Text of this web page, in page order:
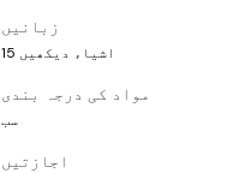
زبانیں
15 اشیاء دیکھیں
مواد کی درجہ بندی
سب
اجازتیں